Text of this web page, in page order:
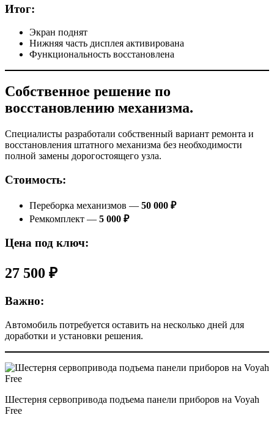
Итог:
Экран поднят
Нижняя часть дисплея активирована
Функциональность восстановлена
Собственное решение по
восстановлению механизма.
Специалисты разработали собственный вариант ремонта и
восстановления штатного механизма без необходимости
полной замены дорогостоящего узла.
Стоимость:
Переборка механизмов — 50 000 ₽
Ремкомплект — 5 000 ₽
Цена под ключ:
27 500 ₽
Важно:
Автомобиль потребуется оставить на несколько дней для
доработки и установки решения.
Шестерня сервопривода подъема панели приборов на Voyah
Free